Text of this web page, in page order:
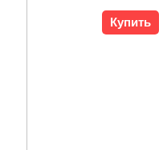
Купить